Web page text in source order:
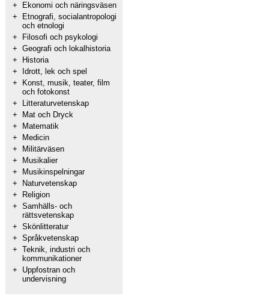
+
Ekonomi och näringsväsen
+
Etnografi, socialantropologi
och etnologi
+
Filosofi och psykologi
+ Geografi och lokalhistoria
+
Historia
+
Idrott, lek och spel
+
Konst, musik, teater, film
och fotokonst
+
Litteraturvetenskap
+
Mat och Dryck
+
Matematik
+
Medicin
+
Militärväsen
+
Musikalier
+
Musikinspelningar
+
Naturvetenskap
+
Religion
+ Samhälls- och
rättsvetenskap
+ Skönlitteratur
+ Språkvetenskap
+ Teknik, industri och
kommunikationer
+
Uppfostran och
undervisning